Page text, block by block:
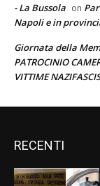
- La Bussola on
Napoli e in
Giornata della
PATROCINIO
VITTIME
RECENTI